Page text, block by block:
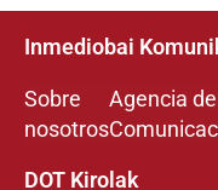
Inmediobai
Sobre
nosotros
Agencia de
DOT Kirolak